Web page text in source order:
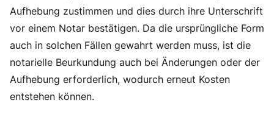
Aufhebung zustimmen und dies durch ihre Unterschrift
vor einem Notar bestätigen. Da die ursprüngliche Form
auch in solchen Fällen gewahrt werden muss, ist die
notarielle Beurkundung auch bei Änderungen oder der
Aufhebung erforderlich, wodurch erneut Kosten
entstehen können.